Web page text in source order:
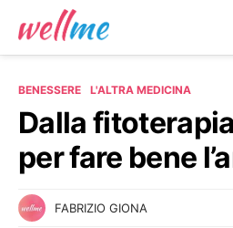
BENESSERE L'ALTRA MEDICINA
Dalla
per fare bene
FABRIZIO GIONA